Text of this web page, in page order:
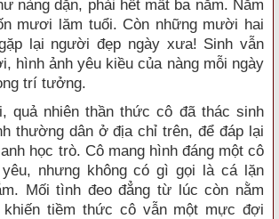
nàng dặn, phải hết mất ba năm. Năm
mươi lăm tuổi. Còn những mười hai
lại người đẹp ngày xưa! Sinh vẫn
hình ảnh yêu kiều của nàng mỗi ngày
trí tưởng.
quả nhiên thần thức cô đã thác sinh
thường dân ở địa chỉ trên, để đáp lại
học trò. Cô mang hình đáng một cô
nhưng không có gì gọi là cá lặn
Mối tình đeo đẳng từ lúc còn nằm
khiến tiềm thức cô vẫn một mực đợi